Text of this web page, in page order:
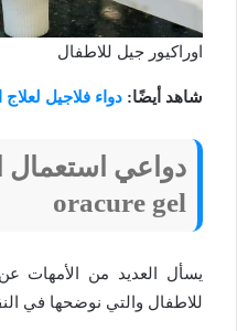
اوراكيور جيل للاطفال
شاهد أيضًا: دواء فلاجيل
دواعي استعمال
oracure gel
يسأل العديد من الأمهات
للاطفال والتي نوضحها في